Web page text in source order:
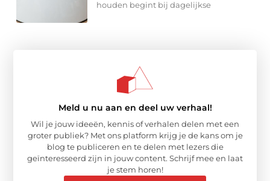
houden begint bij dagelijkse
Meld u nu aan en deel uw verhaal!
Wil je jouw ideeën, kennis of verhalen delen met een
groter publiek? Met ons platform krijg je de kans om je
blog te publiceren en te delen met lezers die
geïnteresseerd zijn in jouw content. Schrijf mee en laat
je stem horen!